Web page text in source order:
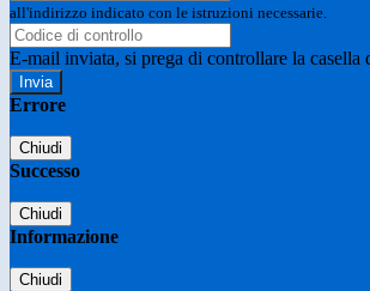
all'indirizzo indicato con le istruzioni necessarie.
E-mail inviata, si prega di controllare la casella
Errore
Chiudi
Successo
Chiudi
Informazione
Chiudi